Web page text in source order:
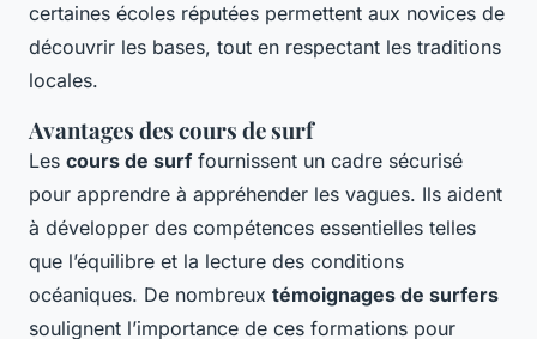
certaines écoles réputées permettent aux novices de
découvrir les bases, tout en respectant les traditions
locales.
Avantages des cours de surf
Les cours de surf fournissent un cadre sécurisé
pour apprendre à appréhender les vagues. Ils aident
à développer des compétences essentielles telles
que l’équilibre et la lecture des conditions
océaniques. De nombreux témoignages de surfers
soulignent l’importance de ces formations pour